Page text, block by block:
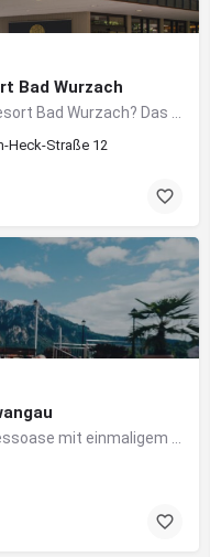
Bad Wurzach
Heck-Straße 12